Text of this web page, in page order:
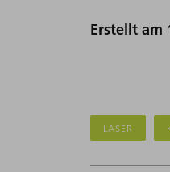
Erstellt am
LASER